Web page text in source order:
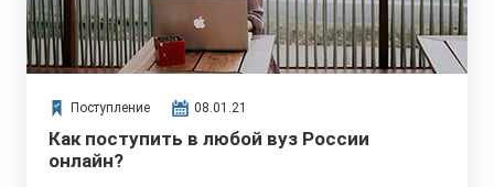
Поступление 08.01.21
Как поступить в любой вуз России
онлайн?